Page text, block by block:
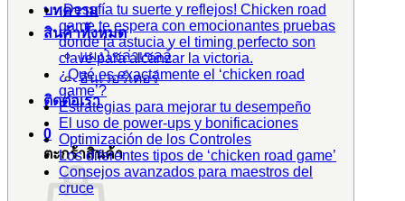
บทความ
สินค้าทั้งหมด
แผงโซล่าเซลล์
อินเวอร์เตอร์
ติดต่อเรา
0
ตะกร้าสินค้า
¡Desafía tu suerte y reflejos! Chicken road
game te espera con emocionantes pruebas
donde la astucia y el timing perfecto son
clave para alcanzar la victoria.
¿Qué es exactamente el ‘chicken road
game’?
Estrategias para mejorar tu desempeño
El uso de power-ups y bonificaciones
Optimización de los Controles
Los diferentes tipos de ‘chicken road game’
Consejos avanzados para maestros del
cruce